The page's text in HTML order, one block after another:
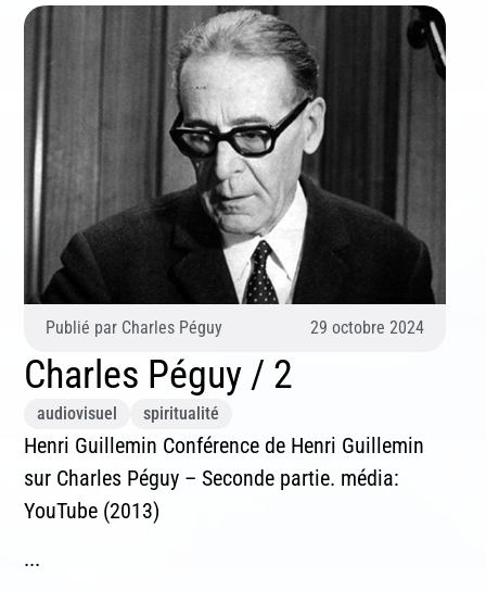
Publié par Charles Péguy 29 octobre 2024
Charles Péguy / 2
audiovisuel spiritualité
Henri Guillemin Conférence de Henri Guillemin
sur Charles Péguy – Seconde partie. média:
YouTube (2013)
...